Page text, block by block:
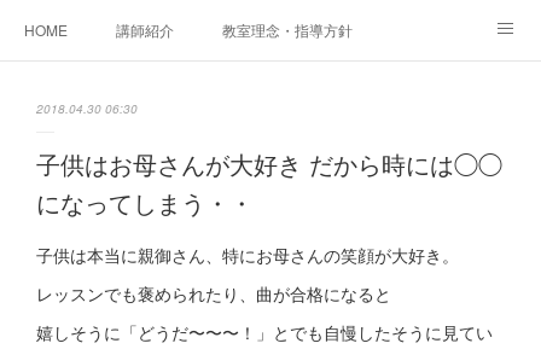
HOME 講師紹介 教室理念・指導方針
ご相談・体験レッスンお申し込み
アクセス
2018.04.30 06:30
子供はお母さんが大好き だから時には◯◯
になってしまう・・
子供は本当に親御さん、特にお母さんの笑顔が大好き。
レッスンでも褒められたり、曲が合格になると
嬉しそうに「どうだ〜〜〜！」とでも自慢したそうに見てい